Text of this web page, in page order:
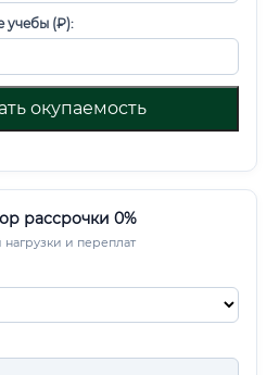
учебы (₽):
окупаемость
рассрочки 0%
и переплат